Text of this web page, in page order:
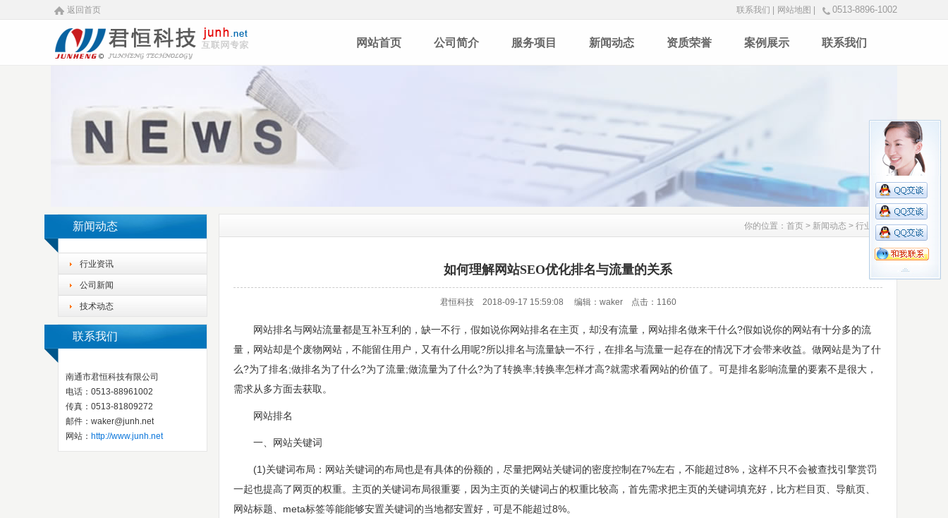
返回首页 联系我们 | 网站地图 | 0513-8896-1002
网站首页 公司简介 服务项目 新闻动态 资质荣誉 案例展示 联系我们
新闻动态
行业资讯
公司新闻
技术动态
联系我们
南通市君恒科技有限公司
电话：0513-88961002
传真：0513-81809272
邮件：waker@junh.net
网站： http://www.junh.net
你的位置： 首页 > 新闻动态 > 行业资讯
如何理解网站SEO优化排名与流量的关系
君恒科技 2018-09-17 15:59:08 编辑：waker 点击： 1160
网站排名与网站流量都是互补互利的，缺一不行，假如说你网站排名在主页，却没有流量，网站排名做来干什么?假如说你的网站有十分多的流
量，网站却是个废物网站，不能留住用户，又有什么用呢?所以排名与流量缺一不行，在排名与流量一起存在的情况下才会带来收益。做网站是为了什
么?为了排名;做排名为了什么?为了流量;做流量为了什么?为了转换率;转换率怎样才高?就需求看网站的价值了。可是排名影响流量的要素不是很大，
需求从多方面去获取。
网站排名
一、网站关键词
(1)关键词布局：网站关键词的布局也是有具体的份额的，尽量把网站关键词的密度控制在7%左右，不能超过8%，这样不只不会被查找引擎赏罚
一起也提高了网页的权重。主页的关键词布局很重要，因为主页的关键词占的权重比较高，首先需求把主页的关键词填充好，比方栏目页、导航页、
网站标题、meta标签等能能够安置关键词的当地都安置好，可是不能超过8%。